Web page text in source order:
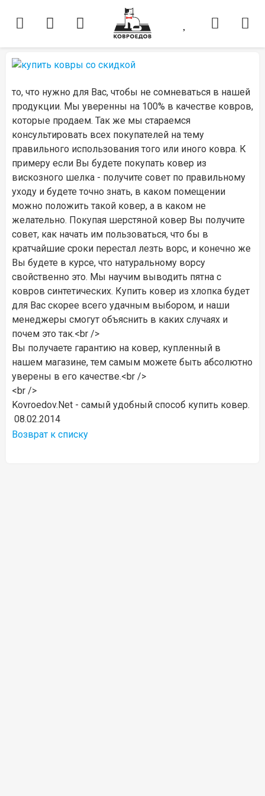
то, что нужно для Вас, чтобы не сомневаться в нашей
продукции. Мы уверенны на 100% в качестве ковров,
которые продаем. Так же мы стараемся
консультировать всех покупателей на тему
правильного использования того или иного ковра. К
примеру если Вы будете покупать ковер из
вискозного шелка - получите совет по правильному
уходу и будете точно знать, в каком помещении
можно положить такой ковер, а в каком не
желательно. Покупая шерстяной ковер Вы получите
совет, как начать им пользоваться, что бы в
кратчайшие сроки перестал лезть ворс, и конечно же
Вы будете в курсе, что натуральному ворсу
свойственно это. Мы научим выводить пятна с
ковров синтетических. Купить ковер из хлопка будет
для Вас скорее всего удачным выбором, и наши
менеджеры смогут объяснить в каких случаях и
почем это так.<br />
Вы получаете гарантию на ковер, купленный в
нашем магазине, тем самым можете быть абсолютно
уверены в его качестве.<br />
<br />
Kovroedov.Net - самый удобный способ купить ковер.
08.02.2014
Возврат к списку